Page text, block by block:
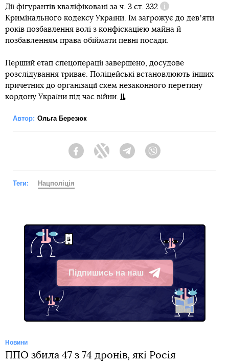
Дії фігурантів кваліфіковані за ч. 3 ст. 332
Довідка
Кримінального кодексу України. Їм загрожує до девʼяти
років позбавлення волі з конфіскацією майна й
позбавленням права обіймати певні посади.
Перший етап спецоперації завершено, досудове
розслідування триває. Поліцейські встановлюють інших
причетних до організації схем незаконного перетину
кордону України під час війни.
Автор: Ольга Березюк
FacebookTwitter Telegram
Теги: Нацполіція
Підпишись на наш
Telegram
Новини
ППО збила 47 з 74 дронів, які Росія